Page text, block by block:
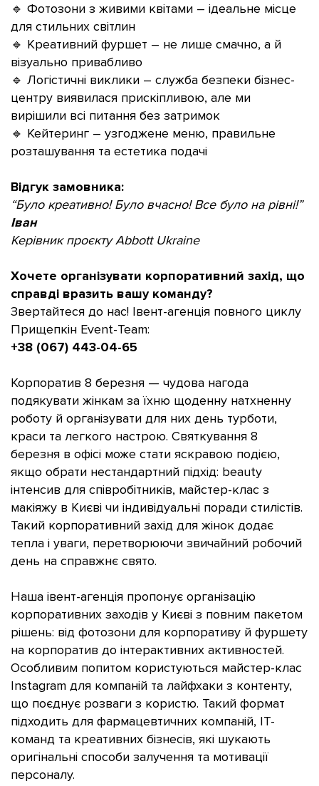
🔹 Фотозони з живими квітами – ідеальне місце
для стильних світлин
🔹 Креативний фуршет – не лише смачно, а й
візуально привабливо
🔹 Логістичні виклики – служба безпеки бізнес-
центру виявилася прискіпливою, але ми
вирішили всі питання без затримок
🔹 Кейтеринг – узгоджене меню, правильне
розташування та естетика подачі
Відгук замовника:
“Було креативно! Було вчасно! Все було на рівні!”
Іван
Керівник проєкту Abbott Ukraine
Хочете організувати корпоративний захід, що
справді вразить вашу команду?
Звертайтеся до нас! Івент-агенція повного циклу
Прищепкін Event-Team:
+38 (067) 443-04-65
Корпоратив 8 березня — чудова нагода
подякувати жінкам за їхню щоденну натхненну
роботу й організувати для них день турботи,
краси та легкого настрою. Святкування 8
березня в офісі може стати яскравою подією,
якщо обрати нестандартний підхід: beauty
інтенсив для співробітників, майстер-клас з
макіяжу в Києві чи індивідуальні поради стилістів.
Такий корпоративний захід для жінок додає
тепла і уваги, перетворюючи звичайний робочий
день на справжнє свято.
Наша івент-агенція пропонує організацію
корпоративних заходів у Києві з повним пакетом
рішень: від фотозони для корпоративу й фуршету
на корпоратив до інтерактивних активностей.
Особливим попитом користуються майстер-клас
Instagram для компаній та лайфхаки з контенту,
що поєднує розваги з користю. Такий формат
підходить для фармацевтичних компаній, IT-
команд та креативних бізнесів, які шукають
оригінальні способи залучення та мотивації
персоналу.